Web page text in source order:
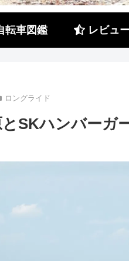
転車図鑑 レビュ
ロングライド
とSKハンバーガ